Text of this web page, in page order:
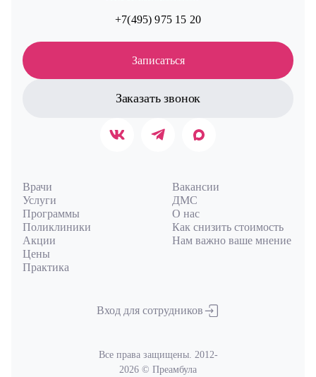
+7(495) 975 15 20
Записаться
Заказать звонок
Врачи
Услуги
Программы
Поликлиники
Акции
Цены
Практика
Вакансии
ДМС
О нас
Как снизить стоимость
Нам важно ваше мнение
Вход для сотрудников
Все права защищены. 2012-
2026 © Преамбула